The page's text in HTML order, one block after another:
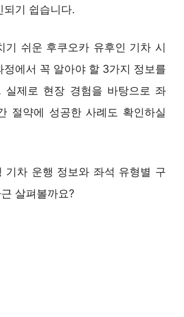
되기 쉽습니다.
기 쉬운 후쿠오카 유후인 기차 시
정에서 꼭 알아야 할 3가지 정보를
실제로 현장 경험을 바탕으로 좌
절약에 성공한 사례도 확인하실
기차 운행 정보와 좌석 유형별 구
살펴볼까요?